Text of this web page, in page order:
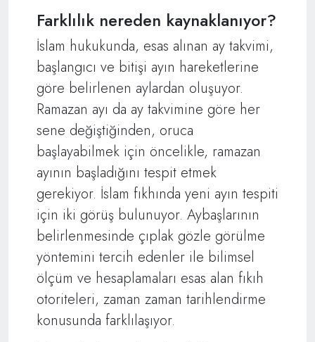
Farklılık nereden kaynaklanıyor?
İslam hukukunda, esas alınan ay takvimi,
başlangıcı ve bitişi ayın hareketlerine
göre belirlenen aylardan oluşuyor.
Ramazan ayı da ay takvimine göre her
sene değiştiğinden, oruca
başlayabilmek için öncelikle, ramazan
ayının başladığını tespit etmek
gerekiyor. İslam fıkhında yeni ayın tespiti
için iki görüş bulunuyor. Aybaşlarının
belirlenmesinde çıplak gözle görülme
yöntemini tercih edenler ile bilimsel
ölçüm ve hesaplamaları esas alan fıkıh
otoriteleri, zaman zaman tarihlendirme
konusunda farklılaşıyor.